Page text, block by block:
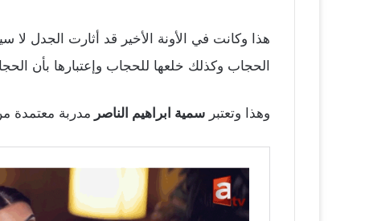
الحجاب وكذلك خلعها للحجاب وإعتبارها بأن
وهذا وتعتبر سمية ابراهيم الناصر مدربة معتمدة